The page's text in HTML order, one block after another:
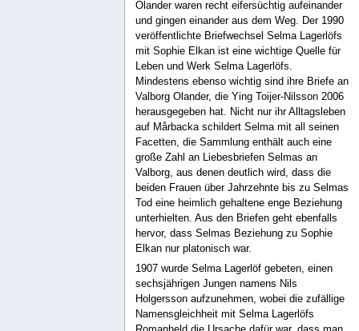
Olander waren recht eifersüchtig aufeinander
und gingen einander aus dem Weg. Der 1990
veröffentlichte Briefwechsel Selma Lagerlöfs
mit Sophie Elkan ist eine wichtige Quelle für
Leben und Werk Selma Lagerlöfs.
Mindestens ebenso wichtig sind ihre Briefe an
Valborg Olander, die Ying Toijer-Nilsson 2006
herausgegeben hat. Nicht nur ihr Alltagsleben
auf Mårbacka schildert Selma mit all seinen
Facetten, die Sammlung enthält auch eine
große Zahl an Liebesbriefen Selmas an
Valborg, aus denen deutlich wird, dass die
beiden Frauen über Jahrzehnte bis zu Selmas
Tod eine heimlich gehaltene enge Beziehung
unterhielten. Aus den Briefen geht ebenfalls
hervor, dass Selmas Beziehung zu Sophie
Elkan nur platonisch war.
1907 wurde Selma Lagerlöf gebeten, einen
sechsjährigen Jungen namens Nils
Holgersson aufzunehmen, wobei die zufällige
Namensgleichheit mit Selma Lagerlöfs